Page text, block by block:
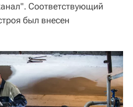
Соответствующий
был внесен